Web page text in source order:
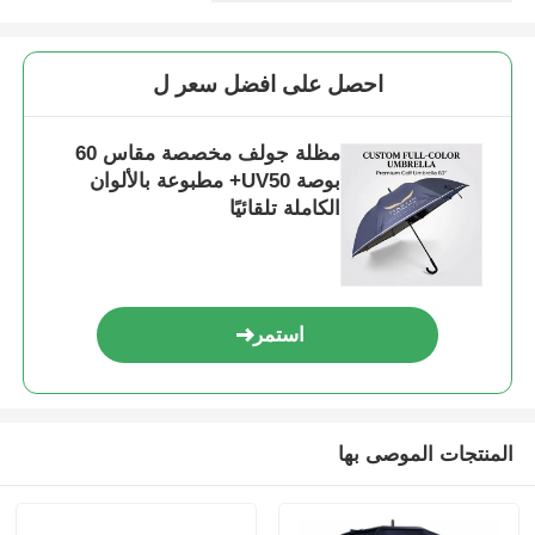
احصل على افضل سعر ل
مظلة جولف مخصصة مقاس 60
بوصة UV50+ مطبوعة بالألوان
الكاملة تلقائيًا
استمر
المنتجات الموصى بها